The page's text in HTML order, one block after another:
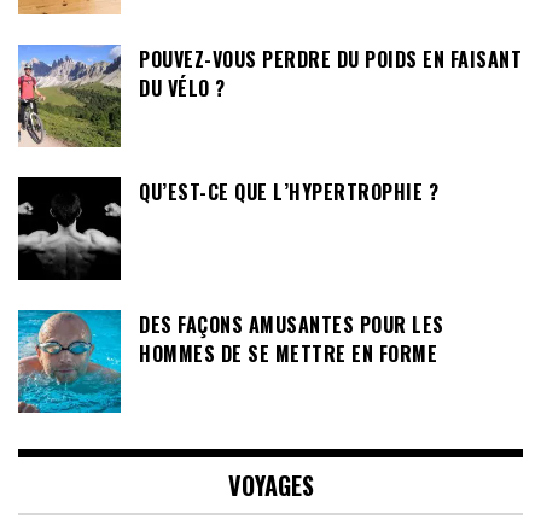
POUVEZ-VOUS PERDRE DU POIDS EN FAISANT
DU VÉLO ?
QU’EST-CE QUE L’HYPERTROPHIE ?
DES FAÇONS AMUSANTES POUR LES
HOMMES DE SE METTRE EN FORME
VOYAGES